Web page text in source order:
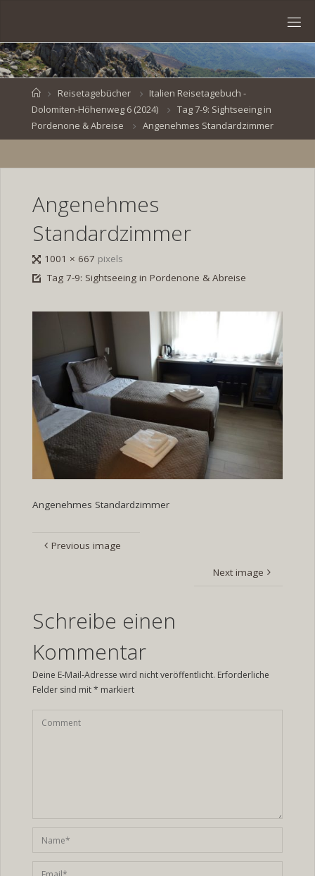
content
VEN
BR
DE
HomeReisetagebücher
Italien Reisetagebuch -
Dolomiten-Höhenweg 6 (2024)
Tag 7-9: Sightseeing in
Pordenone & Abreise
Angenehmes Standardzimmer
Angenehmes
Standardzimmer
Full
size
1001 × 667 pixels
Tag 7-9: Sightseeing in Pordenone & Abreise
Angenehmes Standardzimmer
Previous image
Next image
Schreibe einen
Kommentar
Deine E-Mail-Adresse wird nicht veröffentlicht. Erforderliche
Felder sind mit* markiert